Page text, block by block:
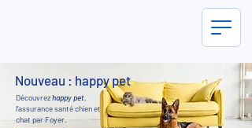
Nouveau : happy pet
Découvrezhappy pet,
l’assurance santé chien et
chat par Foyer.